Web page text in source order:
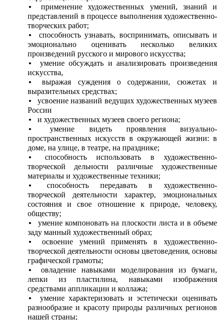
применение художественных умений, знаний и
представлений в процессе выполнения художественно-
творческих работ;
способность узнавать, воспринимать, описывать и
эмоционально оценивать несколько великих
произведений русского и мирового искусства;
умение обсуждать и анализировать произведения
искусства,
выражая суждения о содержании, сюжетах и
выразительных средствах;
усвоение названий ведущих художественных музеев
России
и художественных музеев своего региона;
умение видеть проявления визуально-
пространственных искусств в окружающей жизни: в
доме, на улице, в театре, на празднике;
способность использовать в художественно-
творческой дельности различные художественные
материалы и художественные техники;
способность передавать в художественно-
творческой деятельности характер, эмоциональных
состояния и свое отношение к природе, человеку,
обществу;
умение компоновать на плоскости листа и в объеме
заду манный художественный образ;
освоение умений применять в художественно-
творческой деятельности основы цветоведения, основы
графической грамоты;
овладение навыками моделирования из бумаги,
лепки из пластилина, навыками изображения
средствами аппликации и коллажа;
умение характеризовать и эстетически оценивать
разнообразие и красоту природы различных регионов
нашей страны;